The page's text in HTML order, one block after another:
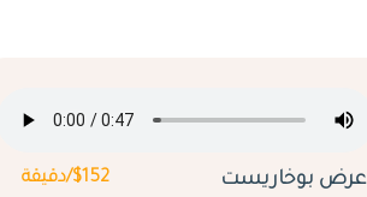
عرض بوخاريست $152/دقيقة